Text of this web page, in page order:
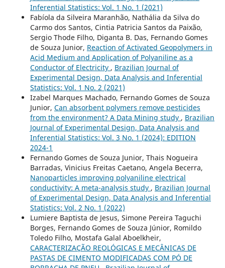
Inferential Statistics: Vol. 1 No. 1 (2021)
Fabíola da Silveira Maranhão, Nathália da Silva do
Carmo dos Santos, Cintia Patricia Santos da Paixão,
Sergio Thode Filho, Diganta B. Das, Fernando Gomes
de Souza Junior, Reaction of Activated Geopolymers in
Acid Medium and Application of Polyaniline as a
Conductor of Electricity , Brazilian Journal of
Experimental Design, Data Analysis and Inferential
Statistics: Vol. 1 No. 2 (2021)
Izabel Marques Machado, Fernando Gomes de Souza
Junior, Can absorbent polymers remove pesticides
from the environment? A Data Mining study , Brazilian
Journal of Experimental Design, Data Analysis and
Inferential Statistics: Vol. 3 No. 1 (2024): EDITION
2024-1
Fernando Gomes de Souza Junior, Thais Nogueira
Barradas, Vinicius Freitas Caetano, Angela Becerra,
Nanoparticles improving polyaniline electrical
conductivity: A meta-analysis study , Brazilian Journal
of Experimental Design, Data Analysis and Inferential
Statistics: Vol. 2 No. 1 (2022)
Lumiere Baptista de Jesus, Simone Pereira Taguchi
Borges, Fernando Gomes de Souza Júnior, Romildo
Toledo Filho, Mostafa Galal Aboelkheir,
CARACTERIZAÇÃO REOLÓGICAS E MECÂNICAS DE
PASTAS DE CIMENTO MODIFICADAS COM PÓ DE